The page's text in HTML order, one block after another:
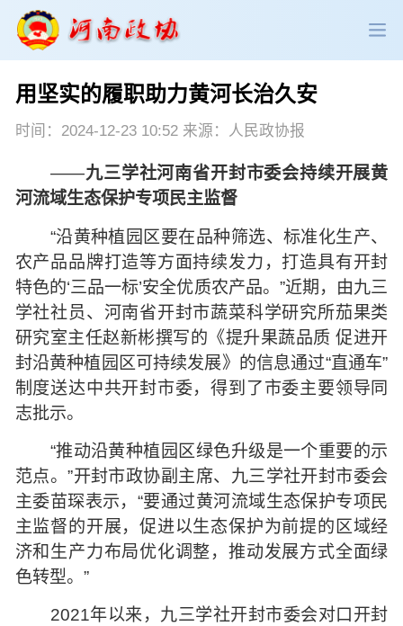
政协领导 政协新闻 政协机构
委员履职 政协论坛
党派团体 市县政协 专题荟萃
用坚实的履职助力黄河长治久安
时间：2024-12-23 10:52 来源：人民政协报
——九三学社河南省开封市委会持续开展黄
河流域生态保护专项民主监督
“沿黄种植园区要在品种筛选、标准化生产、
农产品品牌打造等方面持续发力，打造具有开封
特色的‘三品一标’安全优质农产品。”近期，由九三
学社社员、河南省开封市蔬菜科学研究所茄果类
研究室主任赵新彬撰写的《提升果蔬品质 促进开
封沿黄种植园区可持续发展》的信息通过“直通车”
制度送达中共开封市委，得到了市委主要领导同
志批示。
“推动沿黄种植园区绿色升级是一个重要的示
范点。”开封市政协副主席、九三学社开封市委会
主委苗琛表示，“要通过黄河流域生态保护专项民
主监督的开展，促进以生态保护为前提的区域经
济和生产力布局优化调整，推动发展方式全面绿
色转型。”
2021年以来，九三学社开封市委会对口开封